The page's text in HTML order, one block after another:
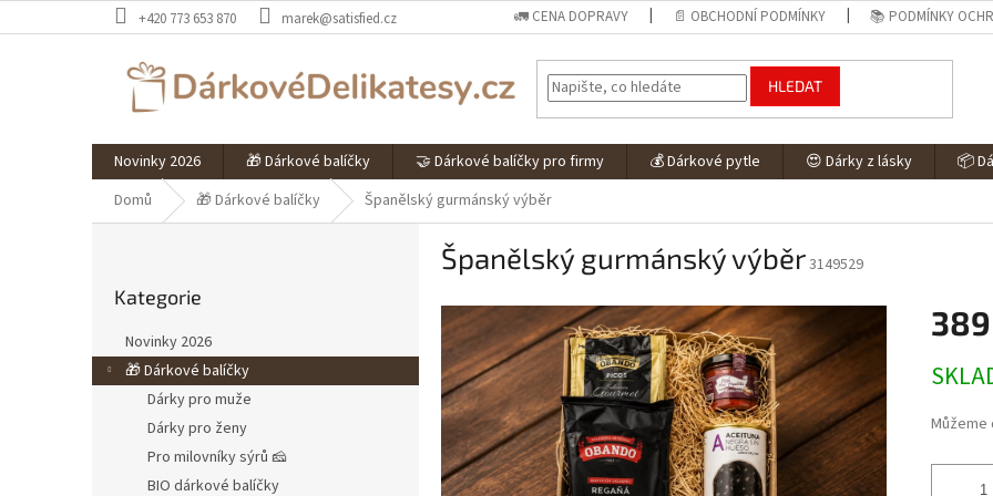
na
+420 773 653 870 marek@satisfied.cz 🚛 CENA DOPRAVY 📄 OBCHODNÍ PODMÍNKY 📚 PODMÍNKY
HLEDAT
Novinky 2026 🎁 Dárkové balíčky 🤝 Dárkové balíčky pro firmy 💰 Dárkové pytle 😍 Dárky z lásky 📦
Domů
🎁 Dárkové balíčky Španělský gurmánský výběr
a
n
kategorie
Kategorie
Novinky 2026
🎁 Dárkové balíčky
Dárky pro muže
Dárky pro ženy
Pro milovníky sýrů 🧀
BIO dárkové balíčky
Španělský gurmánský výběr3149529
cena:
Můžeme